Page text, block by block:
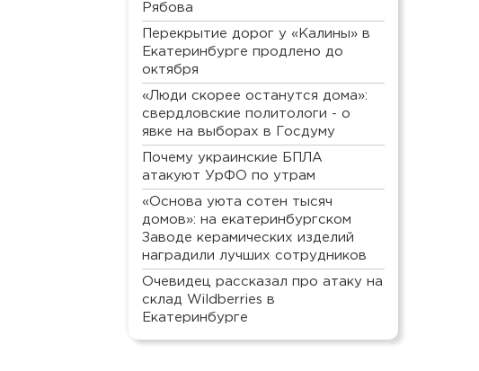
Рябова
Перекрытие дорог у «Калины» в
Екатеринбурге продлено до
октября
«Люди скорее останутся дома»:
свердловские политологи - о
явке на выборах в Госдуму
Почему украинские БПЛА
атакуют УрФО по утрам
«Основа уюта сотен тысяч
домов»: на екатеринбургском
Заводе керамических изделий
наградили лучших сотрудников
Очевидец рассказал про атаку на
склад Wildberries в
Екатеринбурге